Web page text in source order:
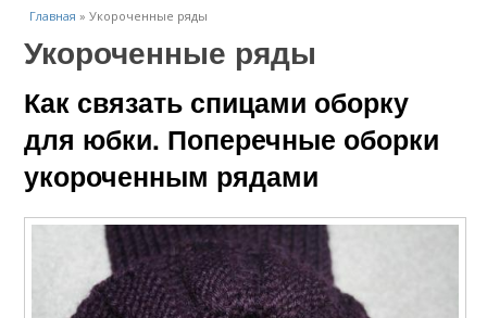
Главная »Укороченные ряды
Укороченные ряды
Как связать спицами оборку
для юбки. Поперечные оборки
укороченным рядами